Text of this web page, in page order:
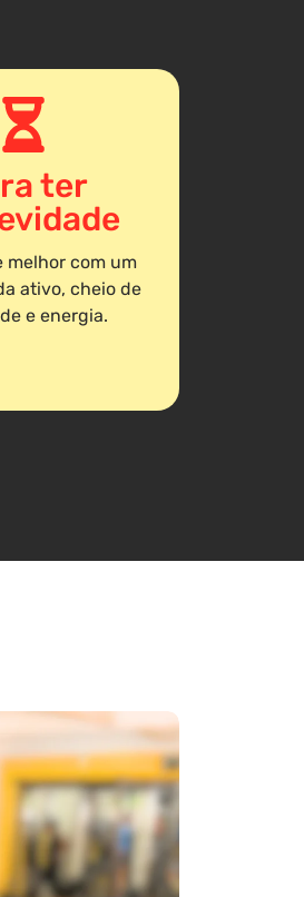
ter
melhor com um
ativo, cheio de
e energia.